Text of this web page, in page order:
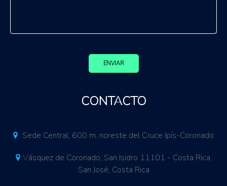
ENVIAR
CONTACTO
Sede Central. 600 m. noreste del Cruce Ipís-Coronado
Vásquez de Coronado, San Isidro 11101 - Costa Rica.
San José, Costa Rica